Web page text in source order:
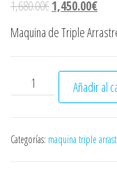
1,680.00€El precio
1,450.00€El
Maquina de Triple
ZOJE ZJ-0628 cantidad
Añadir al
Categorías: maquina triple